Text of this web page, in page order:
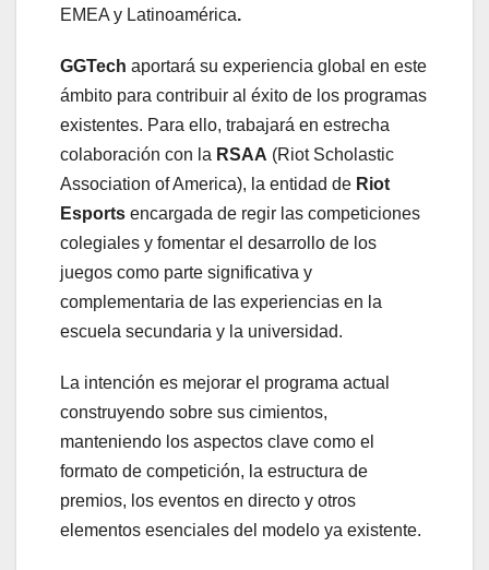
EMEA y Latinoamérica.
GGTech aportará su experiencia global en este
ámbito para contribuir al éxito de los programas
existentes. Para ello, trabajará en estrecha
colaboración con la RSAA (Riot Scholastic
Association of America), la entidad de Riot
Esports encargada de regir las competiciones
colegiales y fomentar el desarrollo de los
juegos como parte significativa y
complementaria de las experiencias en la
escuela secundaria y la universidad.
La intención es mejorar el programa actual
construyendo sobre sus cimientos,
manteniendo los aspectos clave como el
formato de competición, la estructura de
premios, los eventos en directo y otros
elementos esenciales del modelo ya existente.